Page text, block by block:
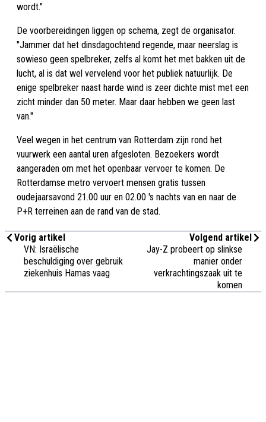
wordt."
De voorbereidingen liggen op schema, zegt de organisator.
"Jammer dat het dinsdagochtend regende, maar neerslag is
sowieso geen spelbreker, zelfs al komt het met bakken uit de
lucht, al is dat wel vervelend voor het publiek natuurlijk. De
enige spelbreker naast harde wind is zeer dichte mist met een
zicht minder dan 50 meter. Maar daar hebben we geen last
van."
Veel wegen in het centrum van Rotterdam zijn rond het
vuurwerk een aantal uren afgesloten. Bezoekers wordt
aangeraden om met het openbaar vervoer te komen. De
Rotterdamse metro vervoert mensen gratis tussen
oudejaarsavond 21.00 uur en 02.00 's nachts van en naar de
P+R terreinen aan de rand van de stad.
Vorig artikel
VN: Israëlische
beschuldiging over gebruik
ziekenhuis Hamas vaag
Volgend artikel
Jay-Z probeert op slinkse
manier onder
verkrachtingszaak uit te
komen